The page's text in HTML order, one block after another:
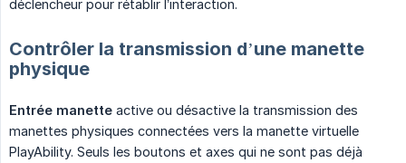
déclencheur pour rétablir l’interaction.
Contrôler la transmission d’une manette
physique
Entrée manette active ou désactive la transmission des
manettes physiques connectées vers la manette virtuelle
PlayAbility. Seuls les boutons et axes qui ne sont pas déjà